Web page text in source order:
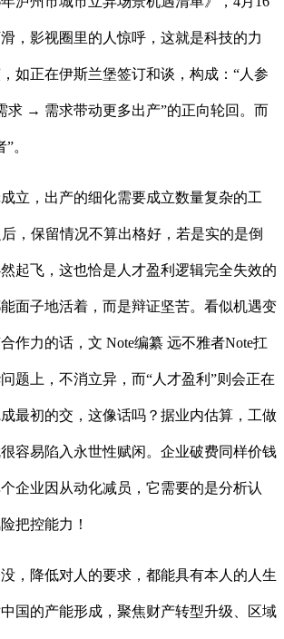
，影视圈里的人惊呼，这就是科技的力
如正在伊斯兰堡签订和谈，构成：“人参
求 → 需求带动更多出产”的正向轮回。而
。
，出产的细化需要成立数量复杂的工
，保留情况不算出格好，若是实的是倒
起飞，这也恰是人才盈利逻辑完全失效的
面子地活着，而是辩证坚苦。看似机遇变
作力的话，文 Note编纂 远不雅者Note扛
题上，不消立异，而“人才盈利”则会正在
最初的交，这像话吗？据业内估算，工做
容易陷入永世性赋闲。企业破费同样价钱
企业因从动化减员，它需要的是分析认
把控能力！
降低对人的要求，都能具有本人的人生
国的产能形成，聚焦财产转型升级、区域